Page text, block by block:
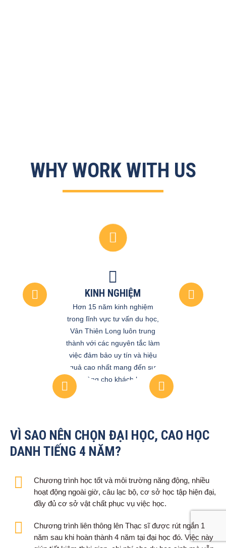
WHY WORK WITH US
KINH NGHIỆM
Hơn 15 năm kinh nghiệm
trong lĩnh vực tư vấn du học,
Vân Thiên Long luôn trung
thành với các nguyên tắc làm
việc đảm bảo uy tín và hiệu
quả cao nhất mang đến sự
hài lòng cho khách hàng
VÌ SAO NÊN CHỌN ĐẠI HỌC, CAO HỌC
DANH TIẾNG 4 NĂM?
Chương trình học tốt và môi trường năng động, nhiều
hoạt động ngoài giờ, câu lạc bộ, cơ sở học tập hiện đại,
đầy đủ cơ sở vật chất phục vụ việc học.
Chương trình liên thông lên Thạc sĩ được rút ngắn 1
năm sau khi hoàn thành 4 năm tại đại học đó. Việc này